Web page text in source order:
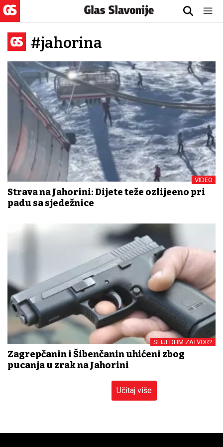
#jahorina
VIDEO
Strava na Jahorini: Dijete teže ozlijeđeno pri
padu sa sjedežnice
SLIJEDI IM ZATVOR?
Zagrepčanin i Šibenčanin uhićeni zbog
pucanja u zrak na Jahorini
Učitaj više